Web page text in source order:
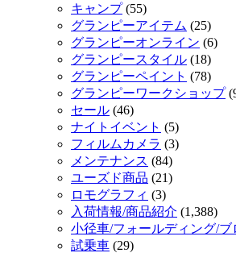
キャンプ(55)
グランピーアイテム (25)
グランピーオンライン (6)
グランピースタイル (18)
グランピーペイント (78)
グランピーワークショップ
セール (46)
ナイトイベント (5)
フィルムカメラ (3)
メンテナンス (84)
ユーズド商品 (21)
ロモグラフィ (3)
入荷情報/商品紹介 (1,388)
小径車/フォールディング/ブ
試乗車 (29)